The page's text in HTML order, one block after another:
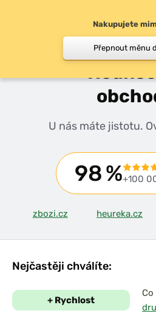
U nás máte jistotu.
98%+100
zbozi.cz heureka.cz
Nejčastěji chválíte:
+ Rychlost
Nakupujete
Přepnout měnu